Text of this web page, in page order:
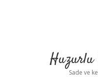
Sade ve